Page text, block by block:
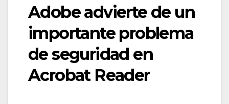
Adobe advierte de un
importante problema
de seguridad en
Acrobat Reader